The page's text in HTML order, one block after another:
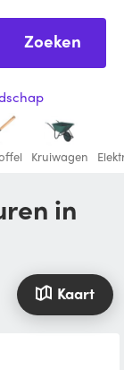
Zoeken
Kruiwagen
Kaart